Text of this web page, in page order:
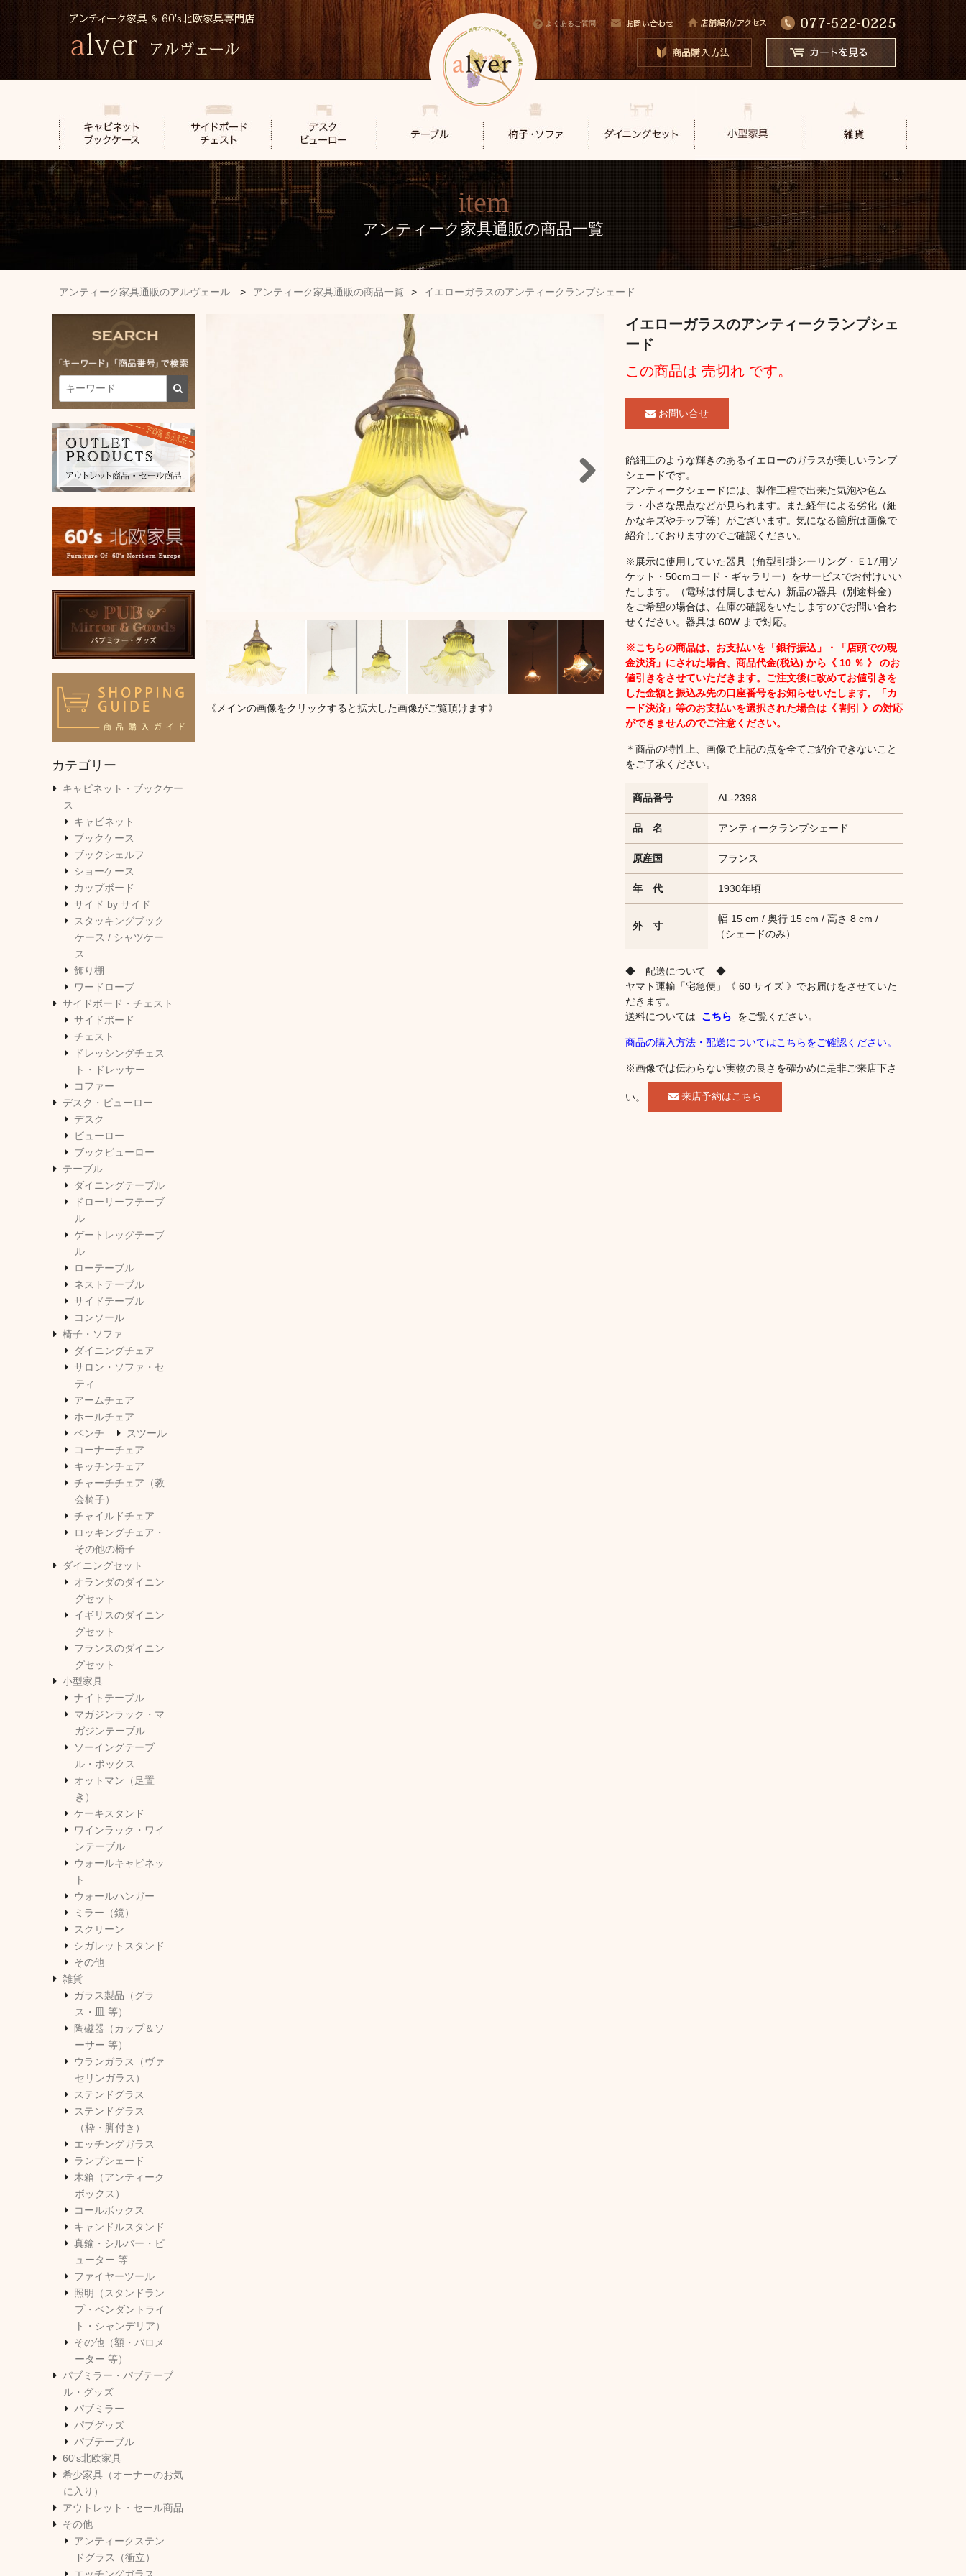
よくあるご質問
item
アンティーク家具通販の商品一覧
アンティーク家具通販のアルヴェール > アンティーク家具通販の商品一覧 > イエローガラスのアンティークランプシェード
Next
《メインの画像をクリックすると拡大した画像がご覧頂けます》
イエローガラスのアンティークランプシェ
ード
この商品は 売切れ です。
お問い合せ
飴細工のような輝きのあるイエローのガラスが美しいランプ
シェードです。
アンティークシェードには、製作工程で出来た気泡や色ム
ラ・小さな黒点などが見られます。また経年による劣化（細
かなキズやチップ等）がございます。気になる箇所は画像で
紹介しておりますのでご確認ください。
※展示に使用していた器具（角型引掛シーリング・Ｅ17用ソ
ケット・50cmコード・ギャラリー）をサービスでお付けいい
たします。（電球は付属しません）新品の器具（別途料金）
をご希望の場合は、在庫の確認をいたしますのでお問い合わ
せください。器具は 60W まで対応。
※こちらの商品は、お支払いを「銀行振込」・「店頭での現
金決済」にされた場合、商品代金(税込) から《 10 ％ 》 のお
値引きをさせていただきます。ご注文後に改めてお値引きを
した金額と振込み先の口座番号をお知らせいたします。「カ
ード決済」等のお支払いを選択された場合は《 割引 》の対応
ができませんのでご注意ください。
＊商品の特性上、画像で上記の点を全てご紹介できないこと
をご了承ください。
商品番号 AL-2398
品 名 アンティークランプシェード
原産国 フランス
年 代 1930年頃
外 寸
幅 15 cm / 奥行 15 cm / 高さ 8 cm /
（シェードのみ）
◆ 配送について ◆
ヤマト運輸「宅急便」《 60 サイズ 》でお届けをさせていた
だきます。
送料については こちら をご覧ください。
商品の購入方法・配送についてはこちらをご確認ください。
※画像では伝わらない実物の良さを確かめに是非ご来店下さ
い。 来店予約はこちら
カテゴリー
キャビネット・ブックケー
ス
キャビネット
ブックケース
ブックシェルフ
ショーケース
カップボード
サイド by サイド
スタッキングブック
ケース / シャツケー
ス
飾り棚
ワードローブ
サイドボード・チェスト
サイドボード
チェスト
ドレッシングチェス
ト・ドレッサー
コファー
デスク・ビューロー
デスク
ビューロー
ブックビューロー
テーブル
ダイニングテーブル
ドローリーフテーブ
ル
ゲートレッグテーブ
ル
ローテーブル
ネストテーブル
サイドテーブル
コンソール
椅子・ソファ
ダイニングチェア
サロン・ソファ・セ
ティ
アームチェア
ホールチェア
ベンチ
スツール
コーナーチェア
キッチンチェア
チャーチチェア（教
会椅子）
チャイルドチェア
ロッキングチェア・
その他の椅子
ダイニングセット
オランダのダイニン
グセット
イギリスのダイニン
グセット
フランスのダイニン
グセット
小型家具
ナイトテーブル
マガジンラック・マ
ガジンテーブル
ソーイングテーブ
ル・ボックス
オットマン（足置
き）
ケーキスタンド
ワインラック・ワイ
ンテーブル
ウォールキャビネッ
ト
ウォールハンガー
ミラー（鏡）
スクリーン
シガレットスタンド
その他
雑貨
ガラス製品（グラ
ス・皿 等）
陶磁器（カップ＆ソ
ーサー 等）
ウランガラス（ヴァ
セリンガラス）
ステンドグラス
ステンドグラス
（枠・脚付き）
エッチングガラス
ランプシェード
木箱（アンティーク
ボックス）
コールボックス
キャンドルスタンド
真鍮・シルバー・ピ
ューター 等
ファイヤーツール
照明（スタンドラン
プ・ペンダントライ
ト・シャンデリア）
その他（額・バロメ
ーター 等）
パブミラー・パブテーブ
ル・グッズ
パブミラー
パブグッズ
パブテーブル
60's北欧家具
希少家具（オーナーのお気
に入り）
アウトレット・セール商品
その他
アンティークステン
ドグラス（衝立）